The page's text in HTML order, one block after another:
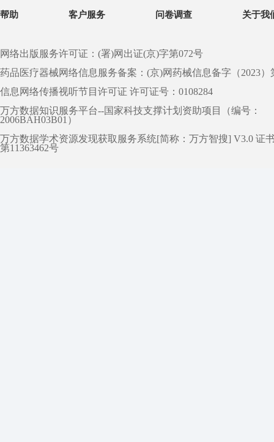
帮助 客户服务 问卷调查 关于我
网络出版服务许可证：(署)网出证(京)字第072号
药品医疗器械网络信息服务备案：(京)网药械信息备字（2023）
信息网络传播视听节目许可证 许可证号：0108284
万方数据知识服务平台--国家科技支撑计划资助项目（编号：
2006BAH03B01）
万方数据学术资源发现获取服务系统[简称：万方智搜] V3.0 证
第11363462号